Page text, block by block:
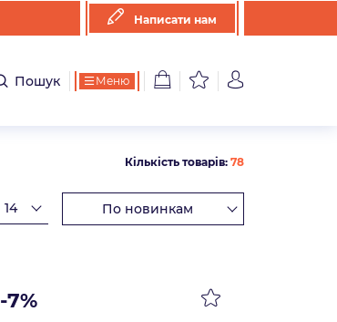
Написати нам
Пошук Меню
Кількість товарів: 78
-7%